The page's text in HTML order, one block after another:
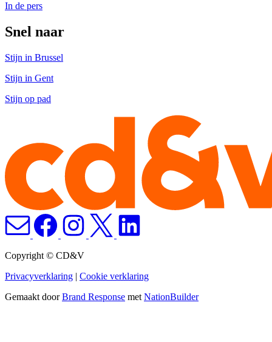
In de pers
Snel naar
Stijn in Brussel
Stijn in Gent
Stijn op pad
Copyright © CD&V
Privacyverklaring | Cookie verklaring
Gemaakt doorBrand Response met NationBuilder